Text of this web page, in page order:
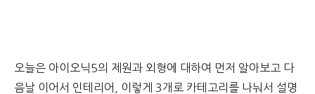
오늘은 아이오닉5의 제원과 외형에 대하여 먼저 알아보고 다
음날 이어서 인테리어, 이렇게 3개로 카테고리를 나눠서 설명